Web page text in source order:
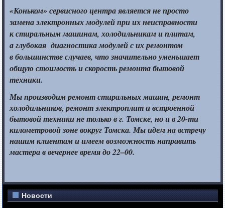
«Коньком» сервисного центра являетсяне просто
замена электронных модулей приих неисправности
к стиральныммашинам, холодильниками плитам,
а глубокая диагностика модулей сих ремонтом
в большинствеслучаев, что значительно уменьшает
общую стоимостьи скоростьремонта бытовой
техники.
Мы производим ремонт стиральных машин, ремонт
холодильников, ремонт электроплити встроенной
бытовой техникине тольковг. Томске, но и в 20-ти
километровой зоне вокруг Томска.Мы идем на встречу
нашим клиентами имеемвозможность направить
мастерав вечернеевремя до22–00.
Новости